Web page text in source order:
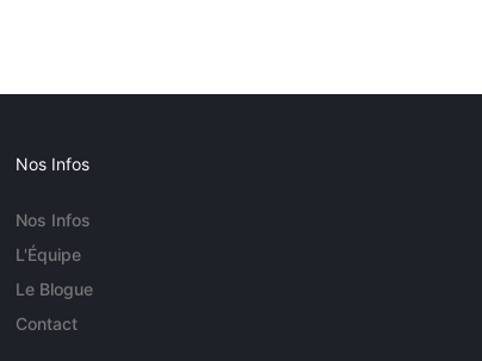
Nos Infos
Nos Infos
L'Équipe
Le Blogue
Contact